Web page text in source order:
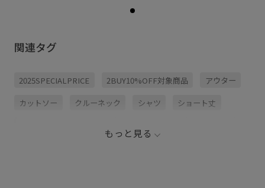
関連タグ
2025SPECIALPRICE 2BUY10%OFF対象商品 アウター
カットソー クルーネック シャツ ショート丈
もっと見る